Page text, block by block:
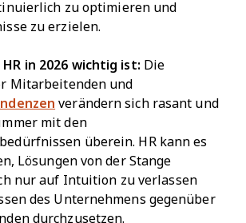
zu optimieren und
zu erzielen.
in 2026 wichtig ist: Die
Mitarbeitenden und
verändern sich rasant und
mit den
überein. HR kann es
Lösungen von der Stange
nur auf Intuition zu verlassen
des Unternehmens gegenüber
durchzusetzen.